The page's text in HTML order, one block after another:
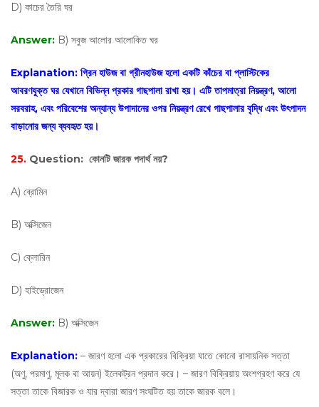
D) কাচের তৈরি ঘর
Answer: B) সবুজ আলোর আলোকিত ঘর
Explanation: গ্রিন হাউজ বা গ্রীনহাউজ হলো একটি কাঁচের বা প্লাস্টিকের
আবরণযুক্ত ঘর যেখানে বিভিন্ন প্রকার গাছপালা রাখা হয়। এটি তাপমাত্রা নিয়ন্ত্রণ, আলো
সরবরাহ, এবং পরিবেশের অন্যান্য উপাদানের ওপর নিয়ন্ত্রণ রেখে গাছপালার বৃদ্ধি এবং উৎপাদন
বাড়ানোর জন্য ব্যবহৃত হয়।
25. Question: কোনটি জারক পদার্থ নয়?
A) ব্রোমিন
B) অক্সিজেন
C) ক্লোরিন
D) হাইড্রোজেন
Answer: B) অক্সিজেন
Explanation: – জারণ হলো এক প্রকারের বিক্রিয়া যাতে কোনো রাসায়নিক সত্তা
(অণু, পরমাণু, মূলক বা আয়ন) ইলেকট্রন প্রদান করে। – জারণ বিক্রিয়ায় অংশগ্রহণ করে যে
সত্তা তাকে বিজারক ও যার দ্বারা জারণ সংঘটিত হয় তাকে জারক বলে।